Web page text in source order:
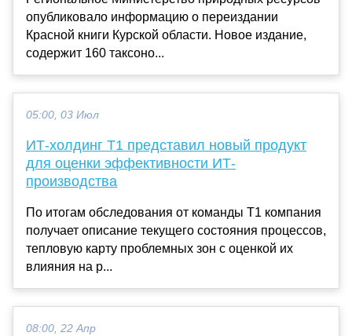
опубликовало информацию о переиздании
Красной книги Курской области. Новое издание,
содержит 160 таксоно...
05:00, 03 Июл
ИТ-холдинг Т1 представил новый продукт
для оценки эффективности ИТ-
производства
По итогам обследования от команды Т1 компания
получает описание текущего состояния процессов,
тепловую карту проблемных зон с оценкой их
влияния на р...
08:00, 22 Апр